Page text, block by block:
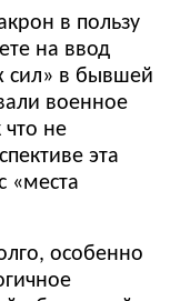
в пользу
на ввод
сил» в бывшей
военное
что не
эта
«места
особенно